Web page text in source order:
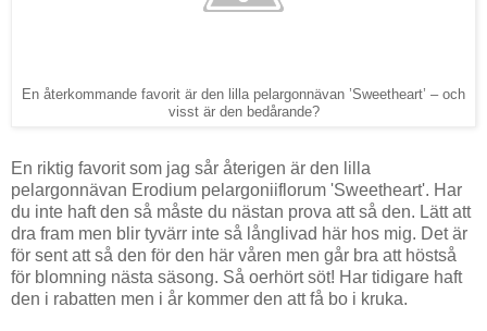
En återkommande favorit är den lilla pelargonnävan ’Sweetheart’ – och
visst är den bedårande?
En riktig favorit som jag sår återigen är den lilla
pelargonnävan Erodium pelargoniiflorum 'Sweetheart'. Har
du inte haft den så måste du nästan prova att så den. Lätt att
dra fram men blir tyvärr inte så långlivad här hos mig. Det är
för sent att så den för den här våren men går bra att höstså
för blomning nästa säsong. Så oerhört söt! Har tidigare haft
den i rabatten men i år kommer den att få bo i kruka.